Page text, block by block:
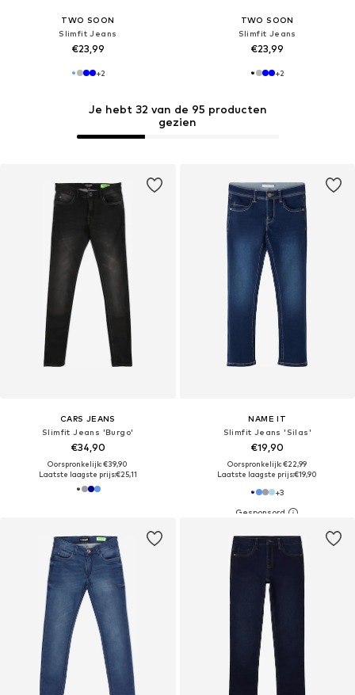
TWO SOON
Slimfit Jeans
€23,99
+2
TWO SOON
Slimfit Jeans
€23,99
+2
Je hebt 32 van de 95 producten
gezien
CARS JEANS
Slimfit Jeans 'Burgo'
€34,90
Oorspronkelijk: €39,90
Laatste laagste prijs:€25,11
NAME IT
Slimfit Jeans 'Silas'
€19,90
Oorspronkelijk: €22,99
Laatste laagste prijs:€19,90
+3